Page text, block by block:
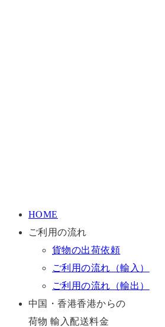
HOME
ご利用の流れ
貨物の出荷依頼
ご利用の流れ（輸入）
ご利用の流れ（輸出）
中国・香港香港からの
荷物 輸入配送料金